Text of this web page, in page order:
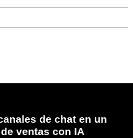
de chat en un
ventas con IA